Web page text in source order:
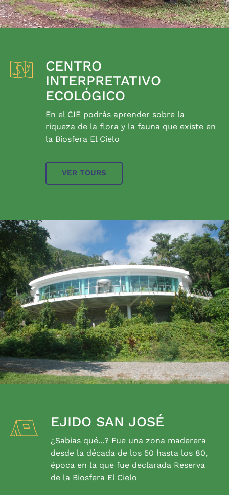
CENTRO
INTERPRETATIVO
ECOLÓGICO
En el CIE podrás aprender sobre la
riqueza de la flora y la fauna que existe en
la Biosfera El Cielo
VER TOURS
EJIDO SAN JOSÉ
¿Sabias qué...? Fue una zona maderera
desde la década de los 50 hasta los 80,
época en la que fue declarada Reserva
de la Biosfera El Cielo